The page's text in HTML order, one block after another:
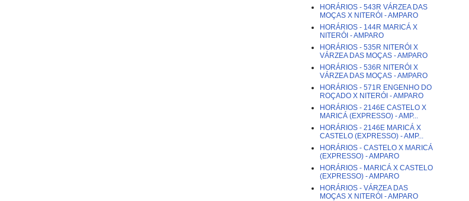
HORÁRIOS - 543R VÁRZEA DAS
MOÇAS X NITERÓI - AMPARO
HORÁRIOS - 144R MARICÁ X
NITERÓI - AMPARO
HORÁRIOS - 535R NITERÓI X
VÁRZEA DAS MOÇAS - AMPARO
HORÁRIOS - 536R NITERÓI X
VÁRZEA DAS MOÇAS - AMPARO
HORÁRIOS - 571R ENGENHO DO
ROÇADO X NITERÓI - AMPARO
HORÁRIOS - 2146E CASTELO X
MARICÁ (EXPRESSO) - AMP...
HORÁRIOS - 2146E MARICÁ X
CASTELO (EXPRESSO) - AMP...
HORÁRIOS - CASTELO X MARICÁ
(EXPRESSO) - AMPARO
HORÁRIOS - MARICÁ X CASTELO
(EXPRESSO) - AMPARO
HORÁRIOS - VÁRZEA DAS
MOÇAS X NITERÓI - AMPARO